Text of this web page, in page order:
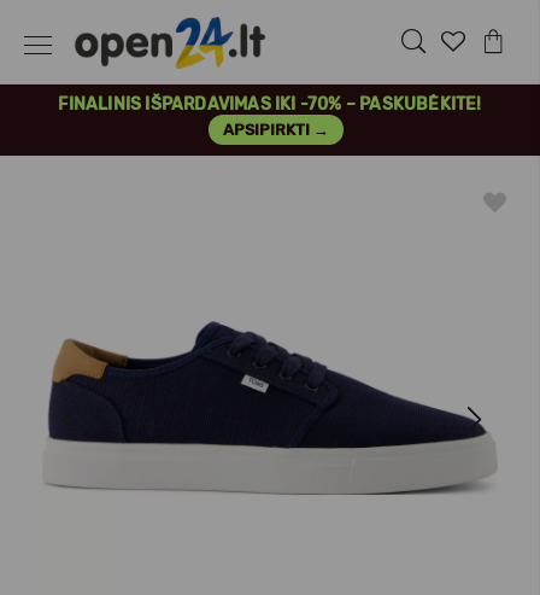
FINALINIS IŠPARDAVIMAS IKI -70% – PASKUBĖKITE!
APSIPIRKTI →
Next